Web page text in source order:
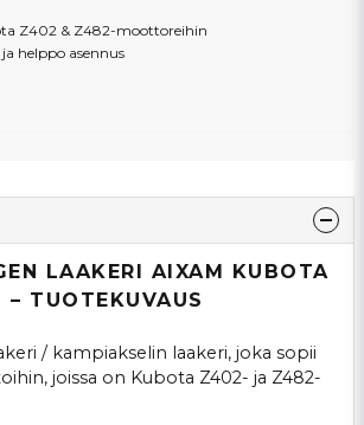
Z402 & Z482-moottoreihin
helppo asennus
LAAKERI AIXAM KUBOTA
TUOTEKUVAUS
/ kampiakselin laakeri, joka sopii
joissa on Kubota Z402- ja Z482-